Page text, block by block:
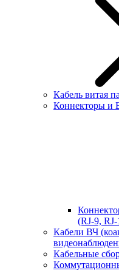
Кабель витая
Коннекторы и
(RJ-9,
Кабели ВЧ
Кабельные